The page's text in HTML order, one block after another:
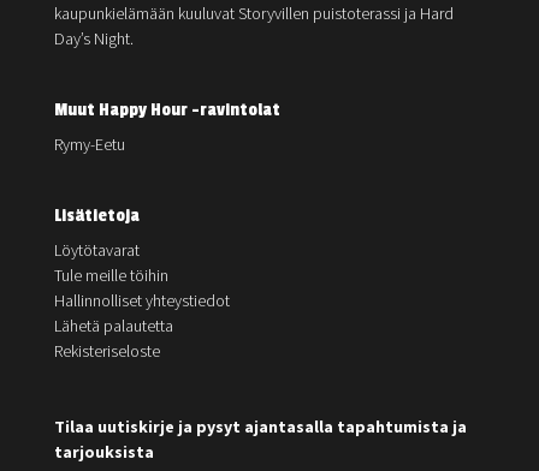
kaupunkielämään kuuluvat Storyvillen puistoterassi ja Hard
Day’s Night.
Muut Happy Hour -ravintolat
Rymy-Eetu
Lisätietoja
Löytötavarat
Tule meille töihin
Hallinnolliset yhteystiedot
Lähetä palautetta
Rekisteriseloste
Tilaa uutiskirje ja pysyt ajantasalla tapahtumista ja
tarjouksista